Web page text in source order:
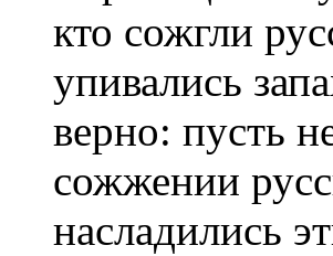
кто сожгли
упивались
верно: пусть
сожжении
насладились